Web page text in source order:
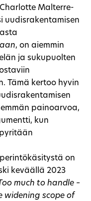
Malterre-
uudisrakentamisen
, on aiemmin
ja sukupuolten
Tämä kertoo hyvin
painoarvoa,
kun
on
keväällä 2023
much to handle –
widening scope of